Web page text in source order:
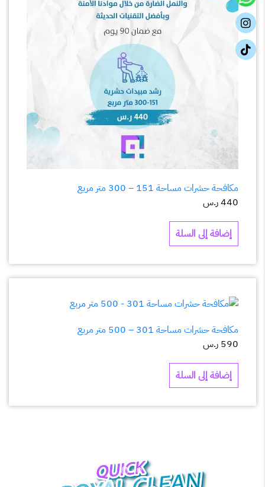
مكافحة حشرات مساحة 151 – 300 متر مربع
440ر.س
إضافة إلى السلة
مكافحة حشرات مساحة 301 – 500 متر مربع
590 ر.س
إضافة إلى السلة